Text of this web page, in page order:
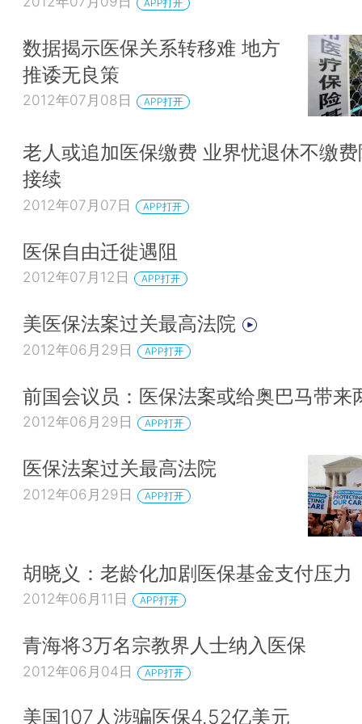
APP打开
数据揭示医保关系转移难 地方
推诿无良策
2012年07月08日 APP打开
老人或追加医保缴费 业界忧退休不缴
接续
2012年07月07日 APP打开
医保自由迁徙遇阻
2012年07月12日 APP打开
美医保法案过关最高法院
2012年06月29日 APP打开
前国会议员：医保法案或给奥巴马带来
2012年06月29日 APP打开
医保法案过关最高法院
2012年06月29日 APP打开
胡晓义：老龄化加剧医保基金支付压力
2012年06月11日 APP打开
青海将3万名宗教界人士纳入医保
2012年06月04日 APP打开
美国107人涉骗医保4.52亿美元